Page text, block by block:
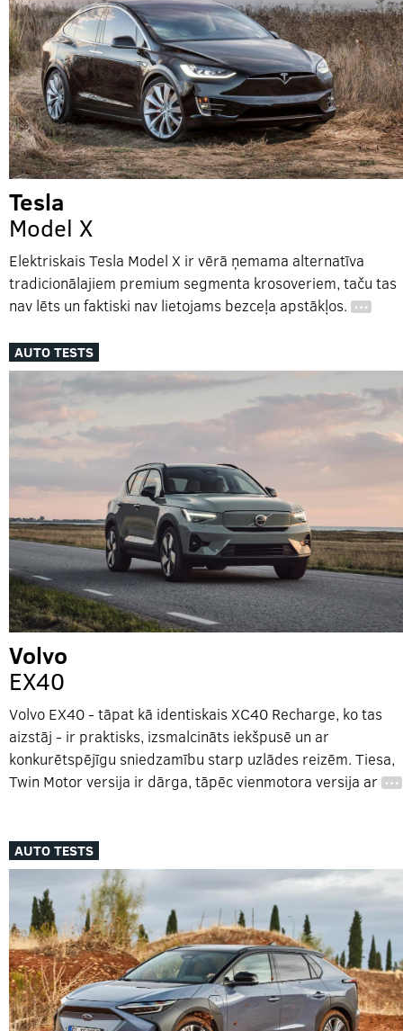
Tesla
Model X
Elektriskais Tesla Model X ir vērā ņemama alternatīva
tradicionālajiem premium segmenta krosoveriem, taču tas
nav lēts un faktiski nav lietojams bezceļa apstākļos. …
AUTO TESTS
Volvo
EX40
Volvo EX40 - tāpat kā identiskais XC40 Recharge, ko tas
aizstāj - ir praktisks, izsmalcināts iekšpusē un ar
konkurētspējīgu sniedzamību starp uzlādes reizēm. Tiesa,
Twin Motor versija ir dārga, tāpēc vienmotora versija ar …
AUTO TESTS